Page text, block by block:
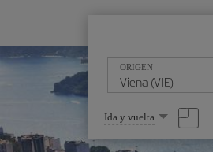
ORIGEN
Seleccione
una
opción
Ida y vuelta